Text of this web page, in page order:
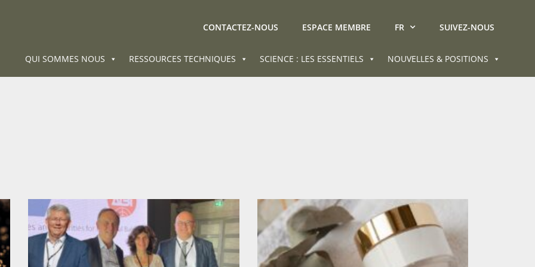
CONTACTEZ-NOUS ESPACE MEMBRE FR SUIVEZ-NOUS
QUI SOMMES NOUS RESSOURCES TECHNIQUES SCIENCE : LES ESSENTIELS NOUVELLES & POSITIONS